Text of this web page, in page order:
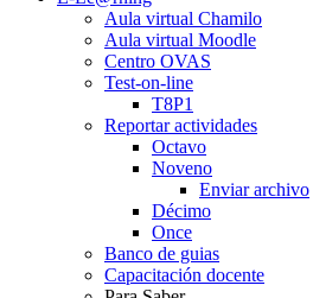
Aula virtual Chamilo
Aula virtual Moodle
Centro OVAS
Test-on-line
T8P1
Reportar actividades
Octavo
Noveno
Enviar archivo
Décimo
Once
Banco de guias
Capacitación docente